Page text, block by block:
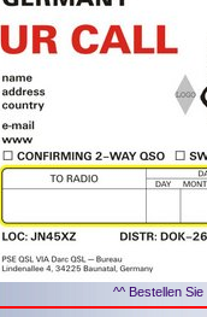
^^ Bestellen Sie